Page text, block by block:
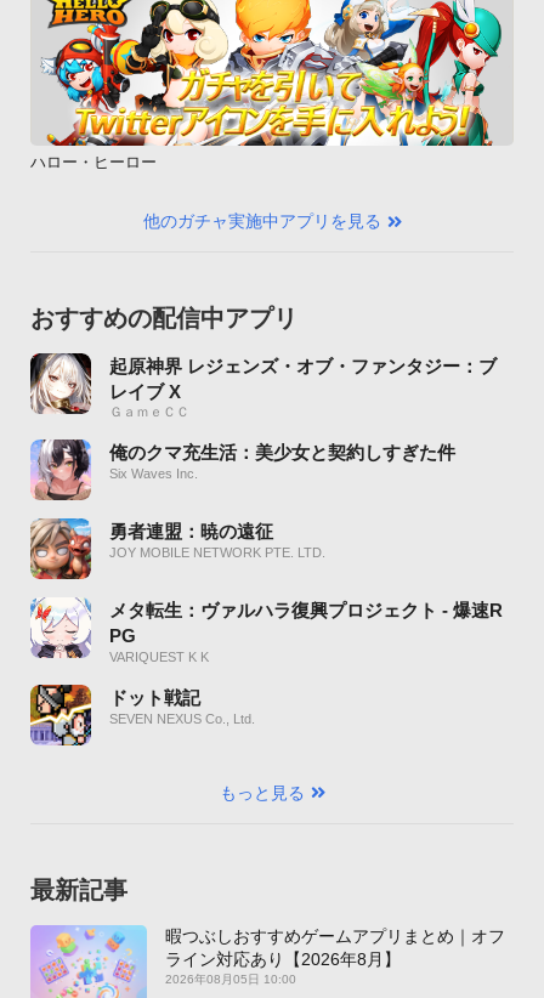
ハロー・ヒーロー
他のガチャ実施中アプリを見る
おすすめの配信中アプリ
起原神界 レジェンズ・オブ・ファンタジー：ブ
レイブ X
ＧａｍｅＣＣ
俺のクマ充生活：美少女と契約しすぎた件
Six Waves Inc.
勇者連盟：暁の遠征
JOY MOBILE NETWORK PTE. LTD.
メタ転生：ヴァルハラ復興プロジェクト - 爆速R
PG
VARIQUEST K K
ドット戦記
SEVEN NEXUS Co., Ltd.
もっと見る
最新記事
暇つぶしおすすめゲームアプリまとめ｜オフ
ライン対応あり【2026年8月】
2026年08月05日 10:00